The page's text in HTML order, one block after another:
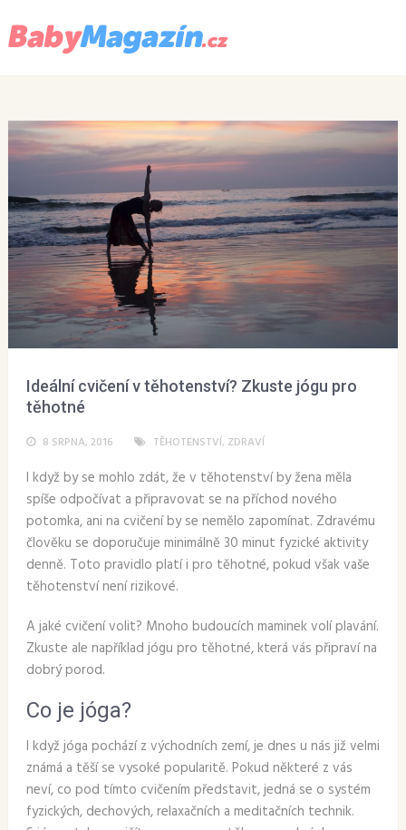
Ideální cvičení v těhotenství? Zkuste jógu pro
těhotné
8 SRPNA, 2016 TĚHOTENSTVÍ, ZDRAVÍ
I když by se mohlo zdát, že v těhotenství by žena měla
spíše odpočívat a připravovat se na příchod nového
potomka, ani na cvičení by se nemělo zapomínat. Zdravému
člověku se doporučuje minimálně 30 minut fyzické aktivity
denně. Toto pravidlo platí i pro těhotné, pokud však vaše
těhotenství není rizikové.
A jaké cvičení volit? Mnoho budoucích maminek volí plavání.
Zkuste ale například jógu pro těhotné, která vás připraví na
dobrý porod.
Co je jóga?
I když jóga pochází z východních zemí, je dnes u nás již velmi
známá a těší se vysoké popularitě. Pokud některé z vás
neví, co pod tímto cvičením představit, jedná se o systém
fyzických, dechových, relaxačních a meditačních technik.